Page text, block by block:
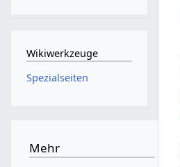
Wikiwerkzeuge
Spezialseiten
Mehr